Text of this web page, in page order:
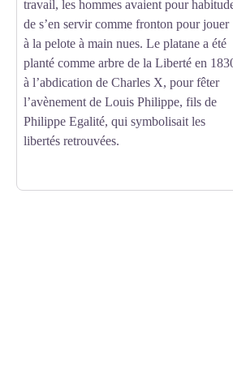
travail, les hommes avaient pour
de s’en servir comme fronton pour jouer
à la pelote à main nues. Le platane a été
planté comme arbre de la Liberté en
à l’abdication de Charles X, pour fêter
l’avènement de Louis Philippe, fils de
Philippe Egalité, qui symbolisait les
libertés retrouvées.